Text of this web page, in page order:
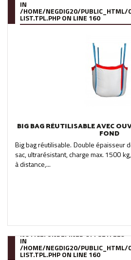
IN
/HOME/NEGDIG20/
LIST.TPL.PHPON LINE 160
BIG BAG RÉUTILISABLE AVEC
FOND
Big bag réutilisable. Double épaisseur
sac, ultrarésistant, charge max. 1500
à distance,...
NOTICE: UNDEFINED OFFSET: 229
IN
/HOME/NEGDIG20/
LIST.TPL.PHPON LINE 160